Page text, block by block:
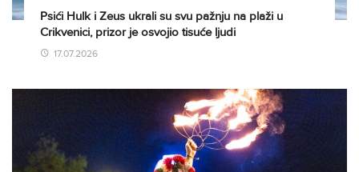
Psići Hulk i Zeus ukrali su svu pažnju na plaži u
Crikvenici, prizor je osvojio tisuće ljudi
17.07.2026